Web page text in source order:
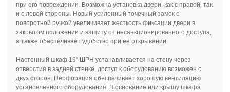
при его повреждении. Возможна установка двери, как с правой, так
и с левой стороны. Новый усиленный точечный замок с
поворотной ручкой увеличивает жесткость фиксации двери в
закрытом положении и защиту от несанкционированного доступа,
а также обеспечивает удобство при её открывании.
Настенный шкаф 19" ШРН устанавливается на стену через
отверстия в задней стенке, доступ к оборудованию возможен с
двух сторон. Перфорация обеспечивает хорошую вентиляцию
установленного оборудования. В основание или крышу шкафа